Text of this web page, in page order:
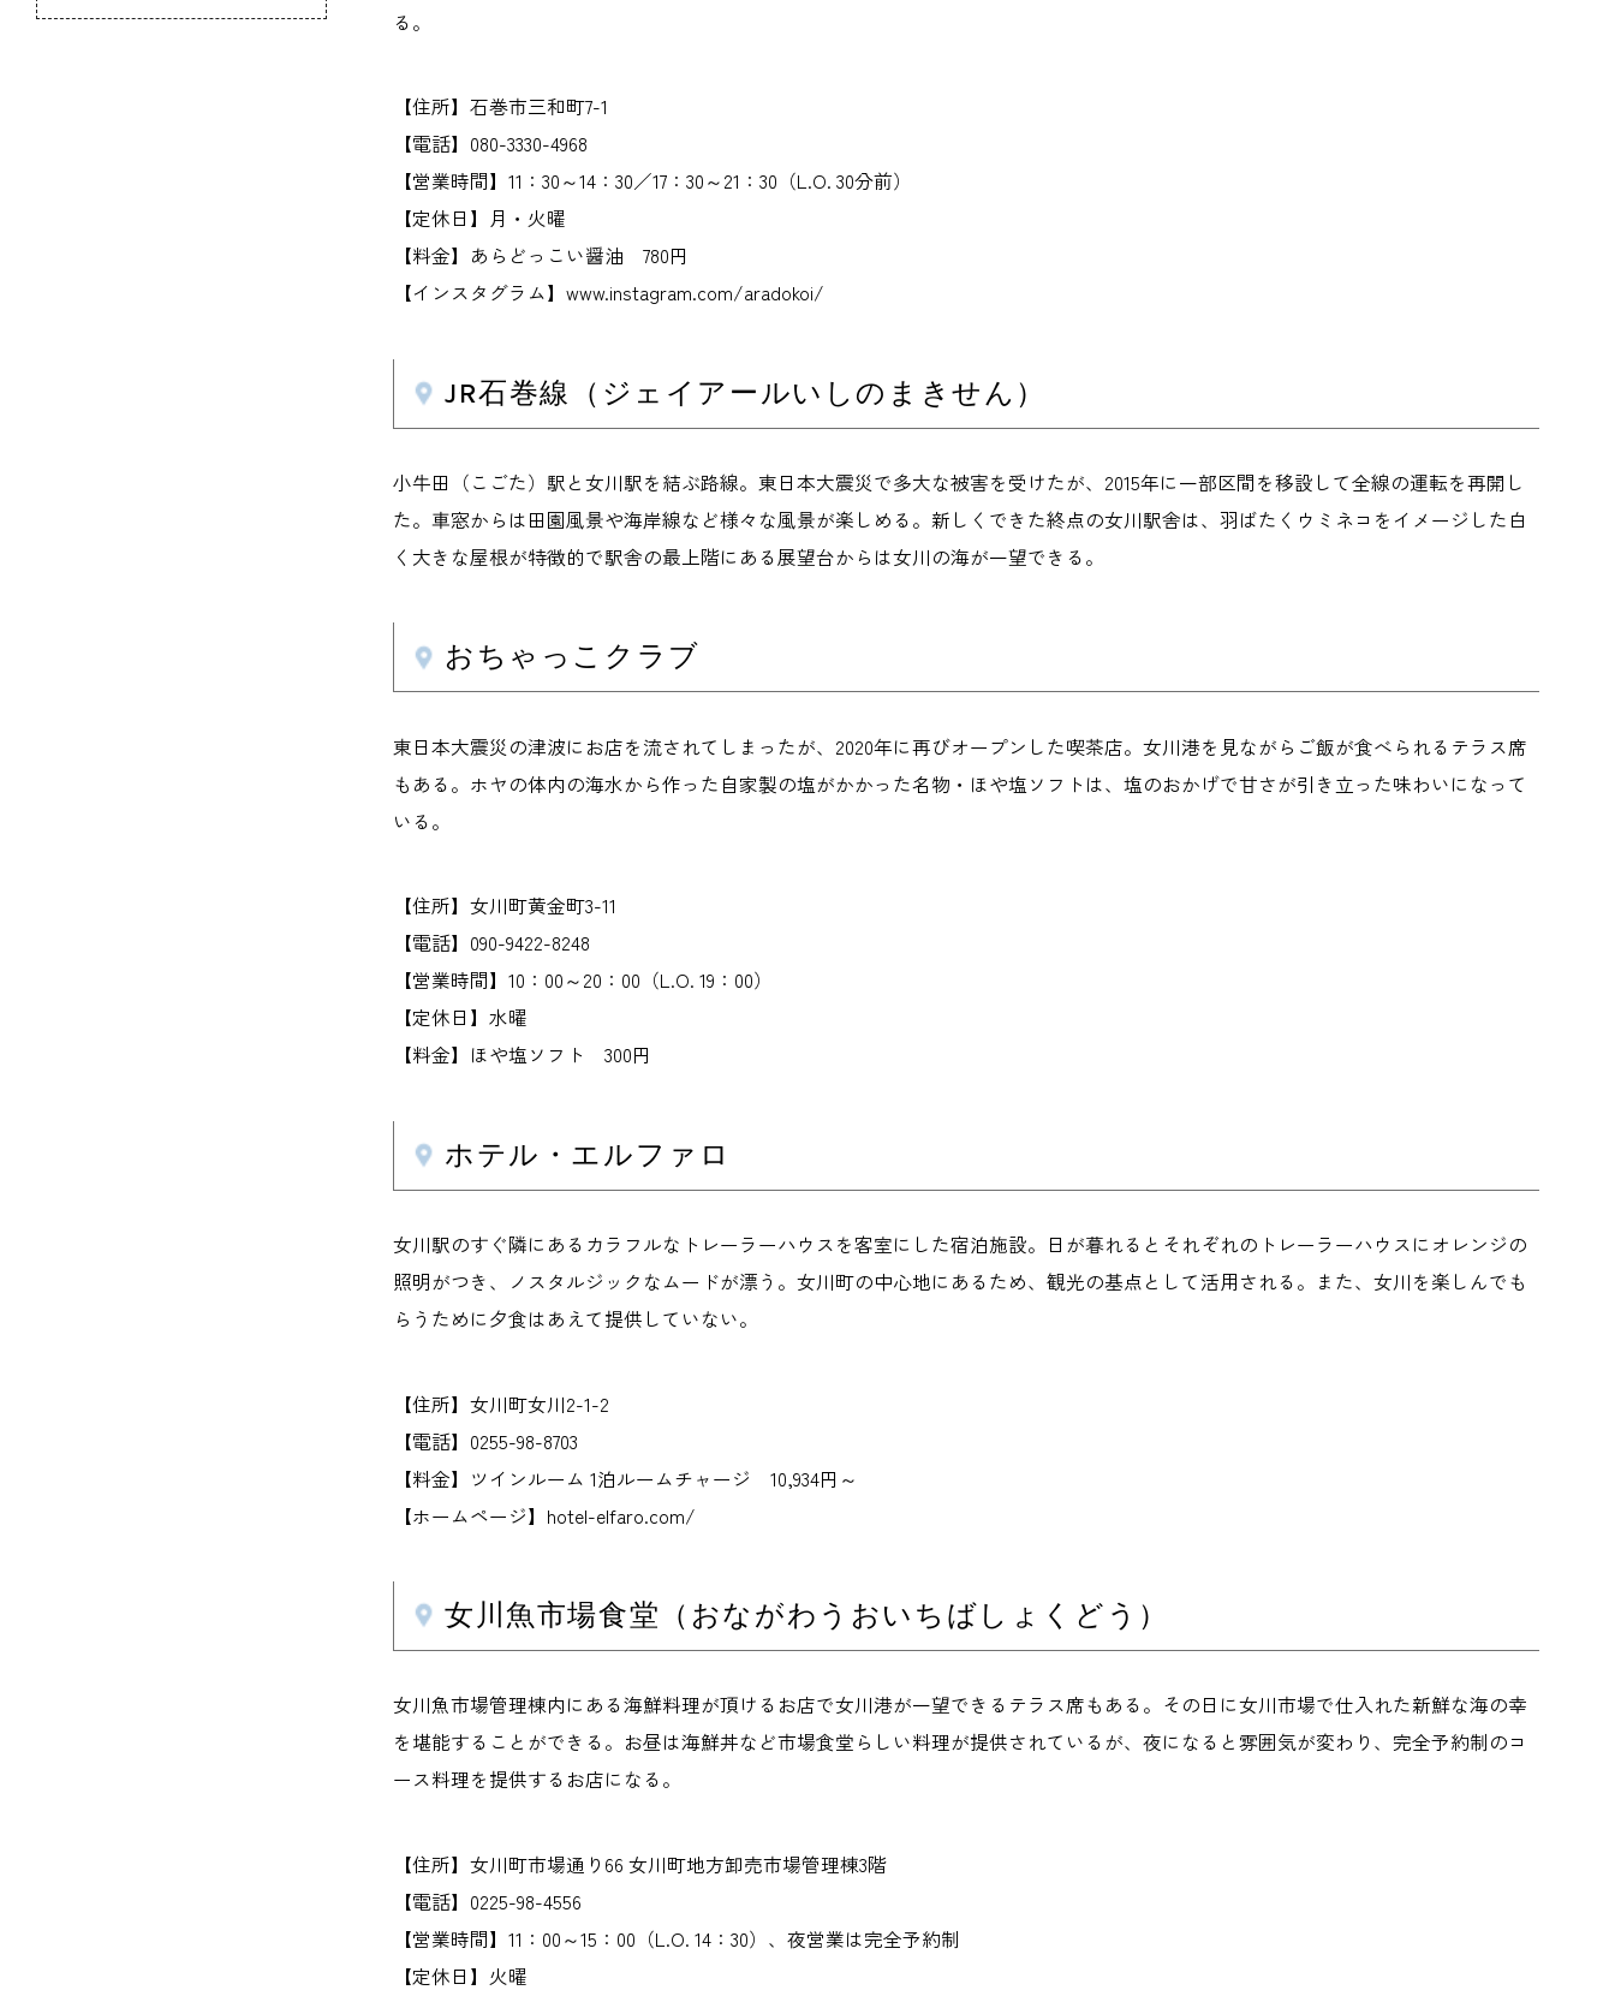
る。
【住所】石巻市三和町7-1
【電話】080-3330-4968
【営業時間】11：30～14：30／17：30～21：30（L.O. 30分前）
【定休日】月・火曜
【料金】あらどっこい醤油 780円
【インスタグラム】www.instagram.com/aradokoi/
JR石巻線（ジェイアールいしのまきせん）
小牛田（こごた）駅と女川駅を結ぶ路線。東日本大震災で多大な被害を受けたが、2015年に一部区間を移設して全線の運転を再開し
た。車窓からは田園風景や海岸線など様々な風景が楽しめる。新しくできた終点の女川駅舎は、羽ばたくウミネコをイメージした白
く大きな屋根が特徴的で駅舎の最上階にある展望台からは女川の海が一望できる。
おちゃっこクラブ
東日本大震災の津波にお店を流されてしまったが、2020年に再びオープンした喫茶店。女川港を見ながらご飯が食べられるテラス席
もある。ホヤの体内の海水から作った自家製の塩がかかった名物・ほや塩ソフトは、塩のおかげで甘さが引き立った味わいになって
いる。
【住所】女川町黄金町3-11
【電話】090-9422-8248
【営業時間】10：00～20：00（L.O. 19：00）
【定休日】水曜
【料金】ほや塩ソフト 300円
ホテル・エルファロ
女川駅のすぐ隣にあるカラフルなトレーラーハウスを客室にした宿泊施設。日が暮れるとそれぞれのトレーラーハウスにオレンジの
照明がつき、ノスタルジックなムードが漂う。女川町の中心地にあるため、観光の基点として活用される。また、女川を楽しんでも
らうために夕食はあえて提供していない。
【住所】女川町女川2-1-2
【電話】0255-98-8703
【料金】ツインルーム 1泊ルームチャージ 10,934円～
【ホームページ】hotel-elfaro.com/
女川魚市場食堂（おながわうおいちばしょくどう）
女川魚市場管理棟内にある海鮮料理が頂けるお店で女川港が一望できるテラス席もある。その日に女川市場で仕入れた新鮮な海の幸
を堪能することができる。お昼は海鮮丼など市場食堂らしい料理が提供されているが、夜になると雰囲気が変わり、完全予約制のコ
ース料理を提供するお店になる。
【住所】女川町市場通り66 女川町地方卸売市場管理棟3階
【電話】0225-98-4556
【営業時間】11：00～15：00（L.O. 14：30）、夜営業は完全予約制
【定休日】火曜